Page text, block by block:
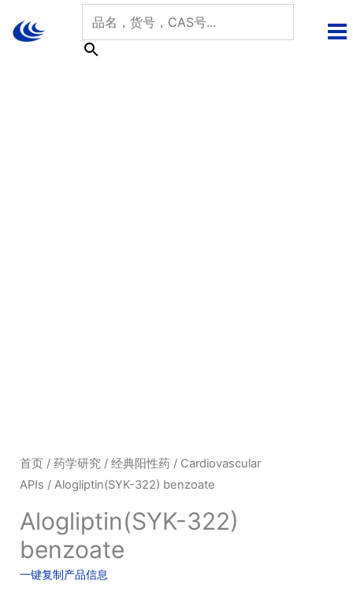
首页/ 药学研究/ 经典阳性药/ Cardiovascular
APIs / Alogliptin(SYK-322) benzoate
Alogliptin(SYK-322)
benzoate
一键复制产品信息